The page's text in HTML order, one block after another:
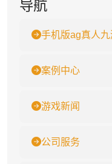
导航
手机版ag真人
案例中心
游戏新闻
公司服务